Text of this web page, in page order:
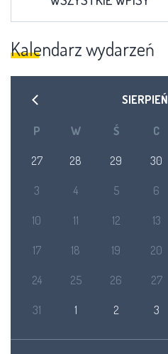
Kalendarz wydarzeń
SIERPIEŃ
P W Ś C
27 28 29 30
3 4 5 6
10 11 12 13
17 18 19 20
24 25 26 27
31 1 2 3